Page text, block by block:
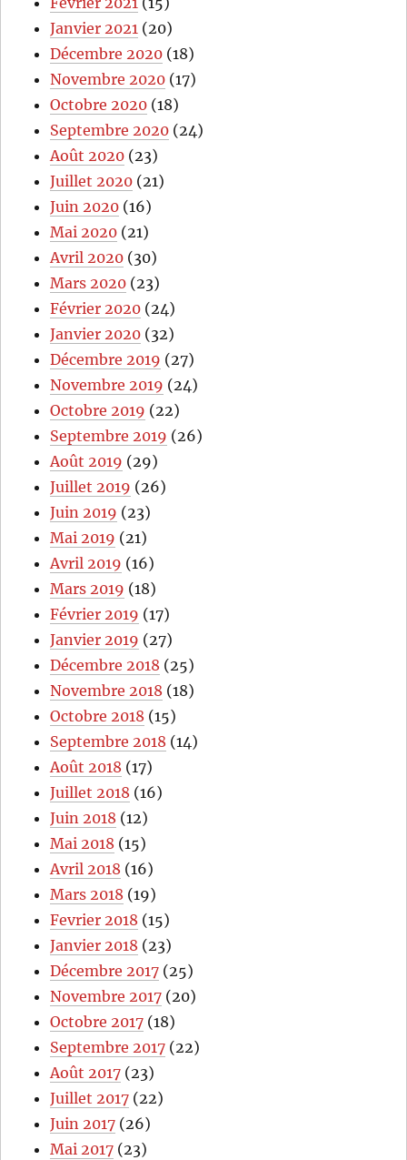
Janvier 2021 (20)
Décembre 2020 (18)
Novembre 2020 (17)
Octobre 2020 (18)
Septembre 2020 (24)
Août 2020 (23)
Juillet 2020 (21)
Juin 2020 (16)
Mai 2020 (21)
Avril 2020 (30)
Mars 2020 (23)
Février 2020 (24)
Janvier 2020 (32)
Décembre 2019 (27)
Novembre 2019 (24)
Octobre 2019 (22)
Septembre 2019 (26)
Août 2019 (29)
Juillet 2019 (26)
Juin 2019 (23)
Mai 2019 (21)
Avril 2019 (16)
Mars 2019 (18)
Février 2019 (17)
Janvier 2019 (27)
Décembre 2018 (25)
Novembre 2018 (18)
Octobre 2018 (15)
Septembre 2018 (14)
Août 2018 (17)
Juillet 2018 (16)
Juin 2018 (12)
Mai 2018 (15)
Avril 2018 (16)
Mars 2018 (19)
Fevrier 2018 (15)
Janvier 2018 (23)
Décembre 2017 (25)
Novembre 2017 (20)
Octobre 2017 (18)
Septembre 2017 (22)
Août 2017 (23)
Juillet 2017 (22)
Juin 2017 (26)
Mai 2017 (23)